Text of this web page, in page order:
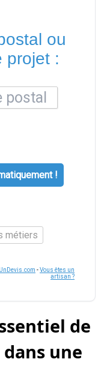
ou
projet :
!
métiers
-Vous êtes un
artisan ?
de
une